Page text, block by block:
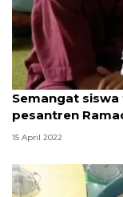
Semangat
pesantren
15 April 2022